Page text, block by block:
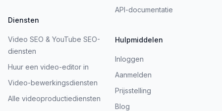
Diensten
Video SEO & YouTube SEO-
diensten
Huur een video-editor in
Video-bewerkingsdiensten
Alle videoproductiediensten
API-documentatie
Hulpmiddelen
Inloggen
Aanmelden
Prijsstelling
Blog